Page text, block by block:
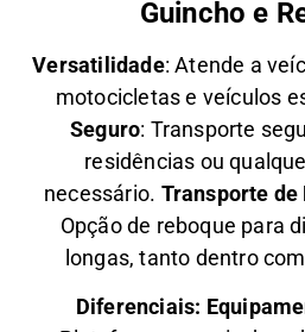
Guincho e
Versatilidade:Atende a
motocicletas e veículos
Seguro: Transporte
residências ou
necessário. Transporte de
Opção de reboque para
longas, tanto dentro
Diferenciais: